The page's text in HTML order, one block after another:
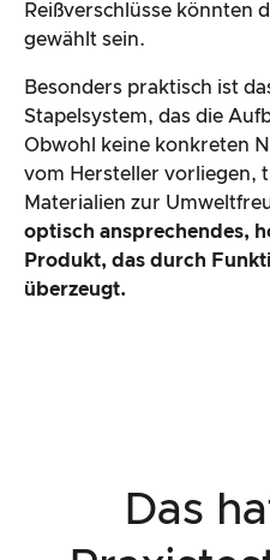
Reißverschlüsse könnten
gewählt sein.
Besonders praktisch ist
Stapelsystem, das die
Obwohl keine konkreten
vom Hersteller vorliegen,
Materialien zur
optisch ansprechendes,
Produkt, das durch
überzeugt.
Das